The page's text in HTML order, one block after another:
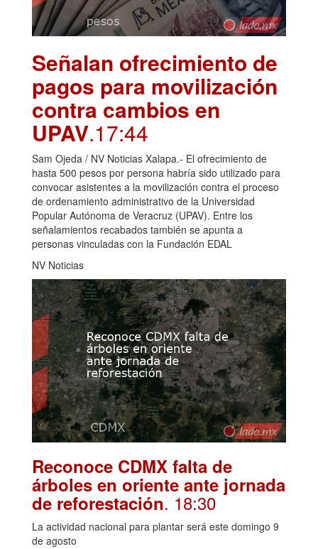
Señalan ofrecimiento de
pagos para movilización
contra cambios en
UPAV.17:44
Sam Ojeda / NV Noticias Xalapa.- El ofrecimiento de
hasta 500 pesos por persona habría sido utilizado para
convocar asistentes a la movilización contra el proceso
de ordenamiento administrativo de la Universidad
Popular Autónoma de Veracruz (UPAV). Entre los
señalamientos recabados también se apunta a
personas vinculadas con la Fundación EDAL
NV Noticias
Reconoce CDMX falta de
árboles en oriente ante jornada
de reforestación. 18:30
La actividad nacional para plantar será este domingo 9
de agosto